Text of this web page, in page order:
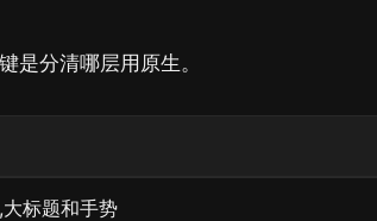
是分清哪层用原生。
大标题和手势